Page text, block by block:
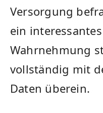
Versorgung
ein
Wahrnehmung
vollständig mit
Daten überein.